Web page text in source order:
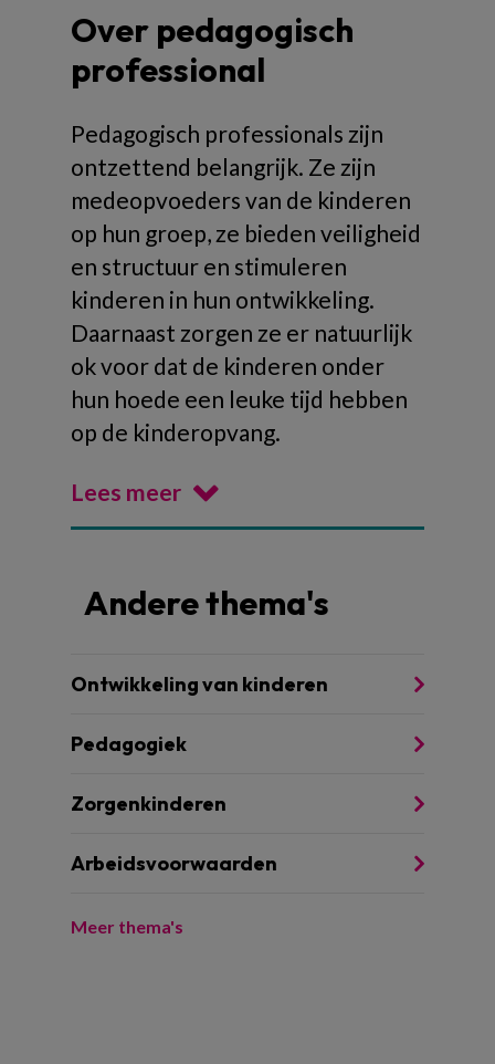
Over pedagogisch
professional
Pedagogisch professionals zijn
ontzettend belangrijk. Ze zijn
medeopvoeders van de kinderen
op hun groep, ze bieden veiligheid
en structuur en stimuleren
kinderen in hun ontwikkeling.
Daarnaast zorgen ze er natuurlijk
ok voor dat de kinderen onder
hun hoede een leuke tijd hebben
op de kinderopvang.
Lees meer
Andere thema's
Ontwikkeling van kinderen
Pedagogiek
Zorgenkinderen
Arbeidsvoorwaarden
Meer thema's